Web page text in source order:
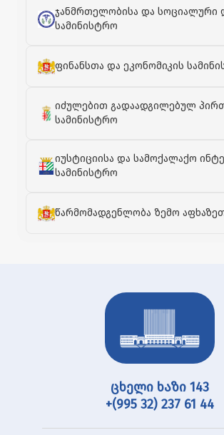
ჯანმრთელობისა და სოციალური
სამინისტრო
ფინანსთა და ეკონომიკის
იძულებით გადაადგილებულ
სამინისტრო
იუსტიციისა და სამოქალაქო
სამინისტრო
წარმომადგენლობა ზემო
ცხელი ხაზი 143
+(995 32) 237 61 44